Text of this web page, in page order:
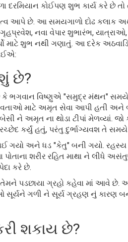
કોઈપણ શુભ કાર્ય કરે છે
આપે છે. આ સમયગાળો દોઢ કલાક
નવા વેપાર શુભારંભ, યાત્રાઓ,
માટે શુભ નથી ગણાતું. આ દરેક
છે?
ભગવાન વિષ્ણુએ "સમુદ્ર મંથન"
દેવતાઓ માટે અમૃત સેવા આપી હતી અને
ને અમૃત ના થોડા ટીપાં
કર્યું હતું, પરંતુ દુર્ભાગ્યવશ તે
થઈ ગયો અને ધડ "કેતુ" બની ગયો.
શરીર રહિત માથા ને લીધે
કરે છે.
પડછાયા ગ્રહો કહેવા માં આવે છે.
ગળી ને સૂર્ય ગ્રહણ નું કારણ
શકાય છે?